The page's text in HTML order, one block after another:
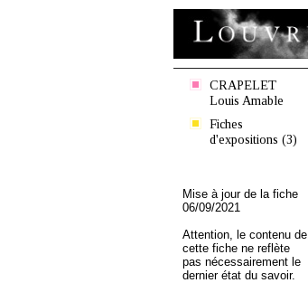
CRAPELET
Louis Amable
Fiches
d'expositions (3)
Mise à jour de la fiche
06/09/2021
Attention, le contenu de
cette fiche ne reflète
pas nécessairement le
dernier état du savoir.